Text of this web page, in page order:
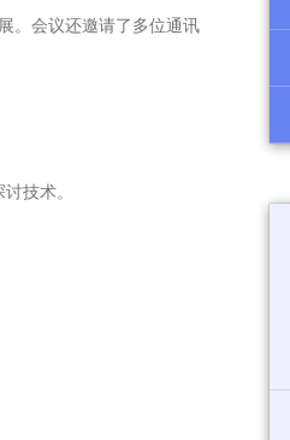
。会议还邀请了多位通讯
技术。